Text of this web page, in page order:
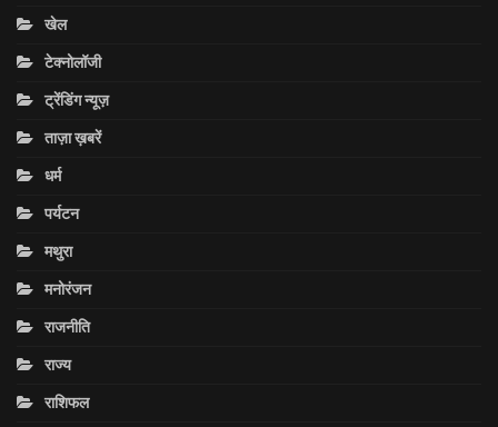
खेल
टेक्नोलॉजी
ट्रेंडिंग न्यूज़
ताज़ा ख़बरें
धर्म
पर्यटन
मथुरा
मनोरंजन
राजनीति
राज्य
राशिफल